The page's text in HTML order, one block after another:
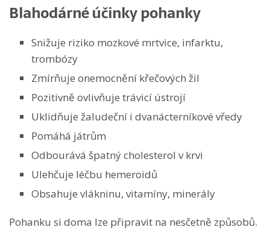
Blahodárné účinky pohanky
Snižuje riziko mozkové mrtvice, infarktu,
trombózy
Zmírňuje onemocnění křečových žil
Pozitivně ovlivňuje trávicí ústrojí
Uklidňuje žaludeční i dvanácterníkové vředy
Pomáhá játrům
Odbourává špatný cholesterol v krvi
Ulehčuje léčbu hemeroidů
Obsahuje vlákninu, vitamíny, minerály
Pohanku si doma lze připravit na nesčetně způsobů.